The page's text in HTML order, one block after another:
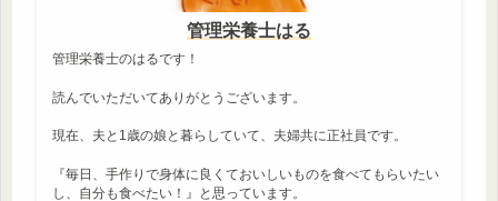
管理栄養士はる
管理栄養士のはるです！
読んでいただいてありがとうございます。
現在、夫と1歳の娘と暮らしていて、夫婦共に正社員です。
『毎日、手作りで身体に良くておいしいものを食べてもらいたい
し、自分も食べたい！』と思っています。